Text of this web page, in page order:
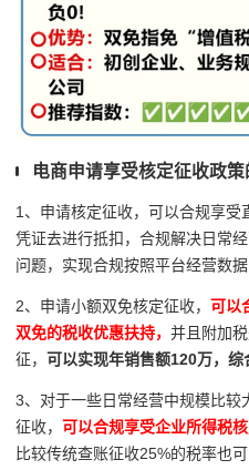
电商申请享受核定征收政策
1、申请核定征收，可以合规享
凭证去进行抵扣，合规解决日常
问题，实现合规按照平台经营数据
2、申请小额双免核定征收， 可以
双免的税收优惠扶持， 并且附加
征， 可以实现年销售额120万，综
3、对于一些日常经营中规模比较
征收， 可以合规享受企业所得税
比较传统查账征收25%的税率也